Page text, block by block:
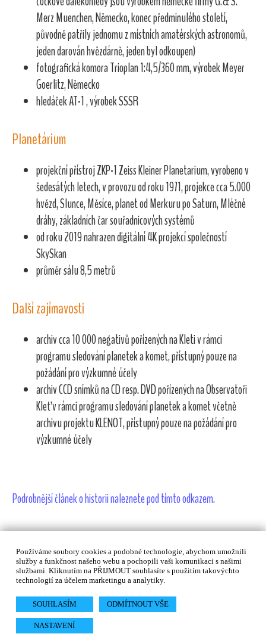
Používáme soubory cookies a podobné technologie, abychom umožnili
služby a funkčnost našeho webu a pochopili vaši komunikaci s našimi
službami. Kliknutím na PŘIJMOUT souhlasíte s použitím takovýchto
technologií za účelem marketingu a analytiky.
SOUHLASÍM ODMÍTNOUT VŠE
NASTAVENÍ
Merz Muenchen, Německo, konec předminulého století,
původně patřily jednomu z místních amatérských astronomů,
jeden darován hvězdárně, jeden byl odkoupen)
fotografická komora Trioplan 1:4,5/360 mm, výrobek Meyer
Goerlitz, Německo
hledáček AT-1 , výrobek SSSR
Planetárium
projekční přístroj ZKP-1 Zeiss Kleiner Planetarium, vyrobeno v
šedesátých letech, v provozu od roku 1971, projekce cca 5.000
hvězd, Slunce, Měsíce, planet od Merkuru po Saturn, Mléčné
dráhy, základních čar souřadnicových systémů
od roku 2019 nahrazen digitální 4K projekcí společností
SkySkan
průměr sálu 8,5 metrů
Další zajímavosti
archiv cca 10 000 negativů pořízených na Kleti v rámci
programu sledování planetek a komet, přístupný pouze na
požádání pro výzkumné účely
archiv CCD snímků na CD resp. DVD pořízených na Observatoři
Kleť v rámci programu sledování planetek a komet včetně
archivu projektu KLENOT, přístupný pouze na požádání pro
výzkumné účely
Podrobnější článek o historii naleznete pod tímto odkazem.
© 1996-2026, HaP České Budějovice-Kleť | RealizaceKostax
s.r.o.
| počet návštěv: 7 399 502 od 1. 9. 1996 |Prohlášení o
přístupnosti